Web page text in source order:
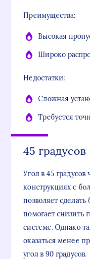
Преимущества:
Высокая
Широко
Недостатки:
Сложная
Требуется
45 градусов
Угол в 45 градусов
конструкциях с
позволяет
помогает снизить
системе. Однако
оказаться менее
угол в 90 градусов.